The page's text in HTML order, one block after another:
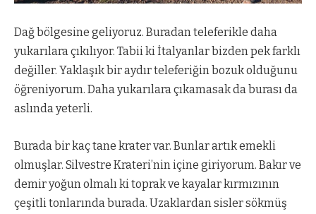
Dağ bölgesine geliyoruz. Buradan teleferikle daha
yukarılara çıkılıyor. Tabii ki İtalyanlar bizden pek farklı
değiller. Yaklaşık bir aydır teleferiğin bozuk olduğunu
öğreniyorum. Daha yukarılara çıkamasak da burası da
aslında yeterli.
Burada bir kaç tane krater var. Bunlar artık emekli
olmuşlar. Silvestre Krateri’nin içine giriyorum. Bakır ve
demir yoğun olmalı ki toprak ve kayalar kırmızının
çeşitli tonlarında burada. Uzaklardan sisler sökmüş